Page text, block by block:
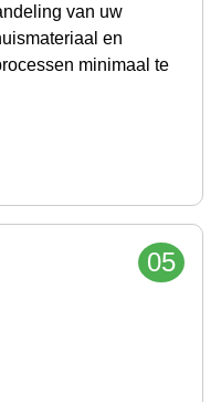
van uw
en
minimaal te
05